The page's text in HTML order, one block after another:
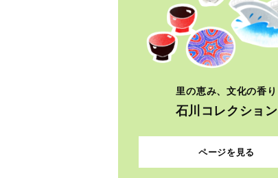
里の恵み、文化の香り
石川コレクション
ページを見る